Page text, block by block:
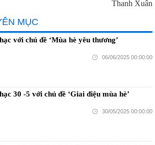
Thanh Xuân
MỤC
với chủ đề ‘Mùa hè yêu thương’
06/06/2025 00:00:00
30 -5 với chủ đề ‘Giai điệu mùa hè’
30/05/2025 00:00:00